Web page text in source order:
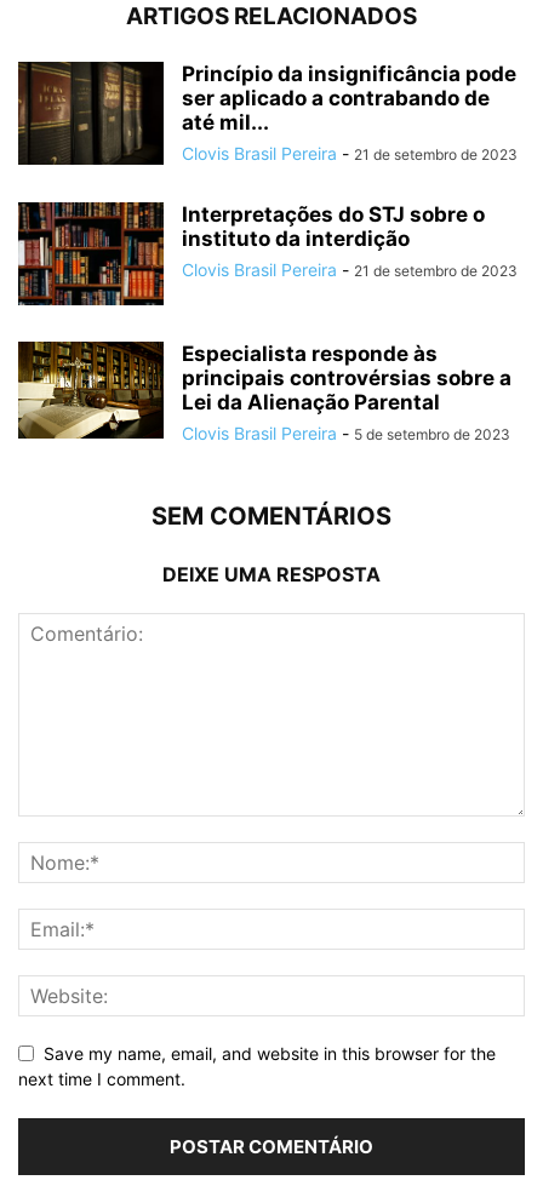
ARTIGOS RELACIONADOS
Princípio da insignificância pode
ser aplicado a contrabando de
até mil...
Clovis Brasil Pereira - 21 de setembro de 2023
Interpretações do STJ sobre o
instituto da interdição
Clovis Brasil Pereira - 21 de setembro de 2023
Especialista responde às
principais controvérsias sobre a
Lei da Alienação Parental
Clovis Brasil Pereira - 5 de setembro de 2023
SEM COMENTÁRIOS
DEIXE UMA RESPOSTA
Save my name, email, and website in this browser for the
next time I comment.